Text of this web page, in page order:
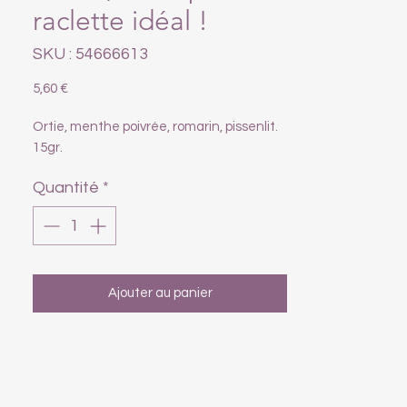
raclette idéal !
SKU : 54666613
5,60 €Prix
Ortie, menthe poivrée, romarin, pissenlit.
15gr.
Quantité *
Ajouter au panier